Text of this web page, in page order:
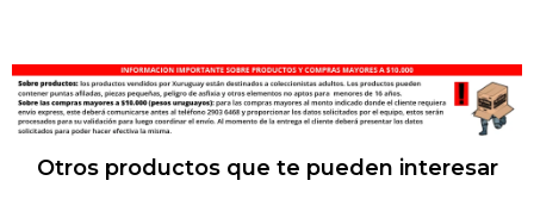
Otros productos que te pueden interesar